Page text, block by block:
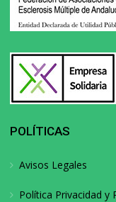
POLÍTICAS
Avisos Legales
Política Privacidad y